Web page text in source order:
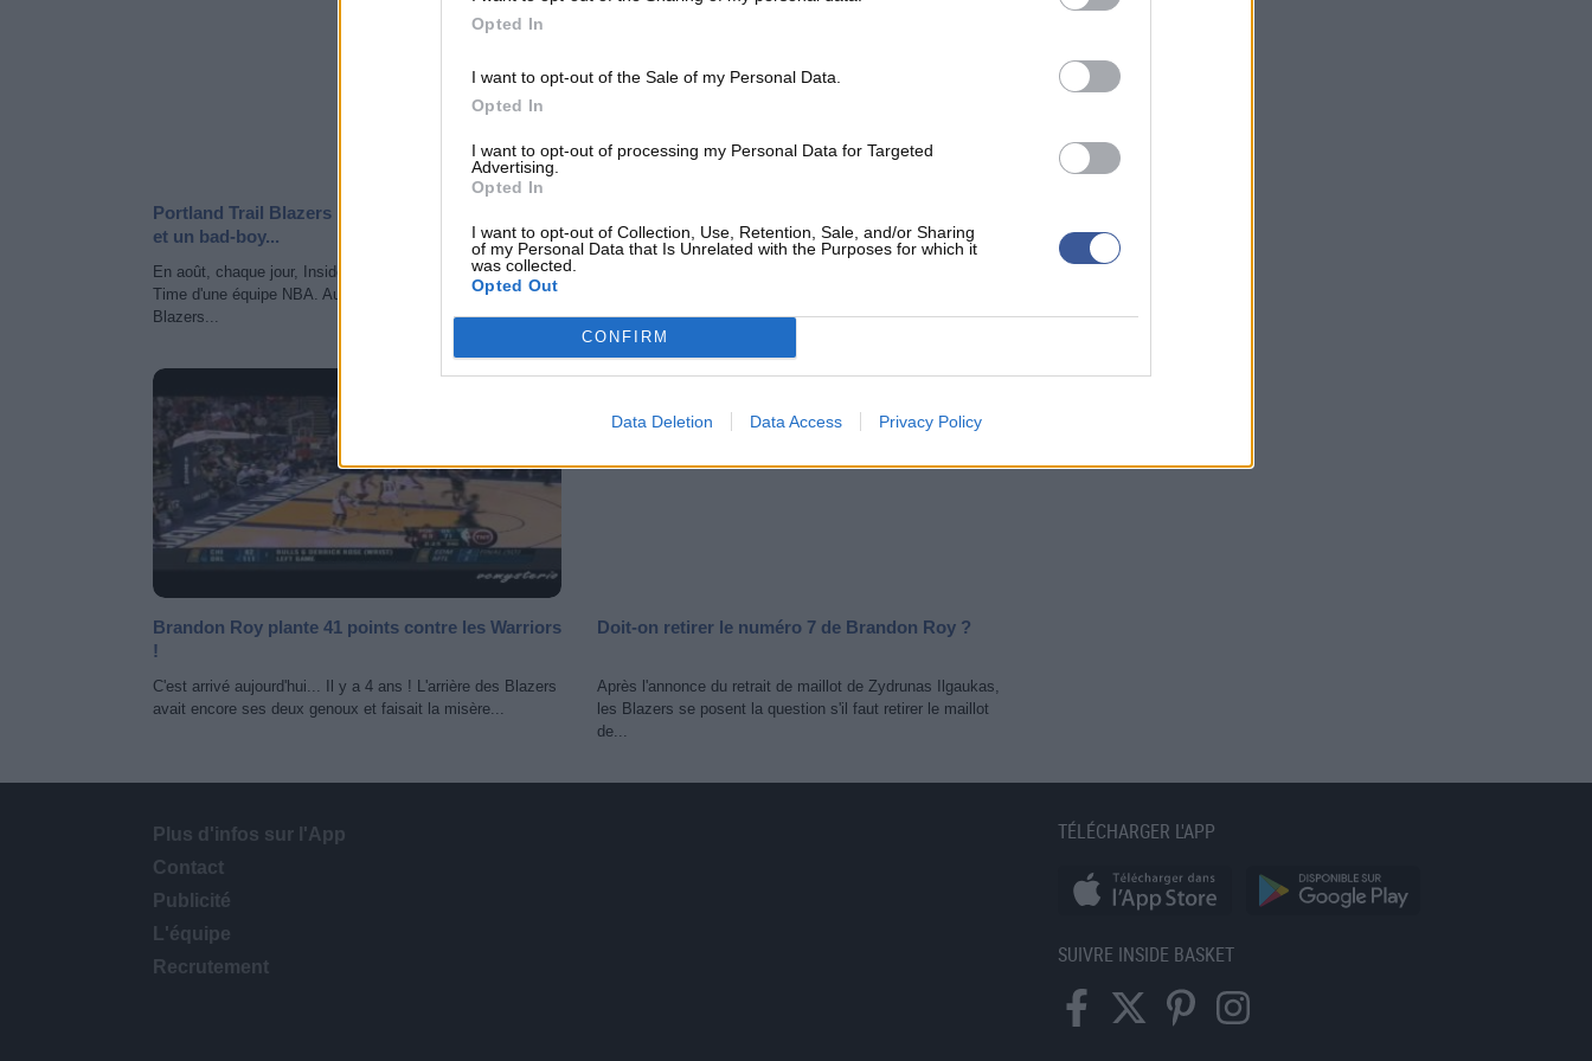
Opted In
I want to opt-out of the Sale of my Personal Data.
Opted In
I want to opt-out of processing my Personal Data for Targeted
Advertising.
Opted In
I want to opt-out of Collection, Use, Retention, Sale, and/or Sharing
of my Personal Data that Is Unrelated with the Purposes for which it
was collected.
Opted Out
CONFIRM
Data Deletion Data Access Privacy Policy
Portland Trail Blazers : Un champion, des regrets
et un bad-boy...
En août, chaque jour, Inside Basket vous propose le 5 All-
Time d'une équipe NBA. Aujourd'hui c'est le tour des Trail
Blazers...
!
NEWS NBA
Brandon Roy plante 41 points contre les Warriors
!
C'est arrivé aujourd'hui... Il y a 4 ans ! L'arrière des Blazers
avait encore ses deux genoux et faisait la misère...
NEWS NBA
Doit-on retirer le numéro 7 de Brandon Roy ?
Après l'annonce du retrait de maillot de Zydrunas Ilgaukas,
les Blazers se posent la question s'il faut retirer le maillot
de...
Plus d'infos sur l'App
Contact
Publicité
L'équipe
Recrutement
TÉLÉCHARGER L'APP
SUIVRE INSIDE BASKET